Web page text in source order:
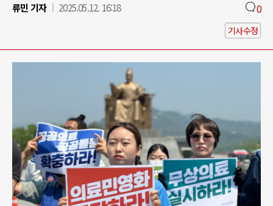
류민 기자
2025.05.12. 16:18 0
기사수정